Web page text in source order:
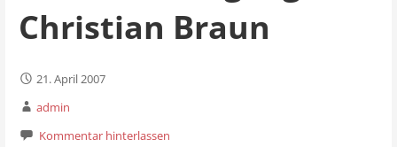
Christian Braun
21. April 2007
admin
Kommentar hinterlassen